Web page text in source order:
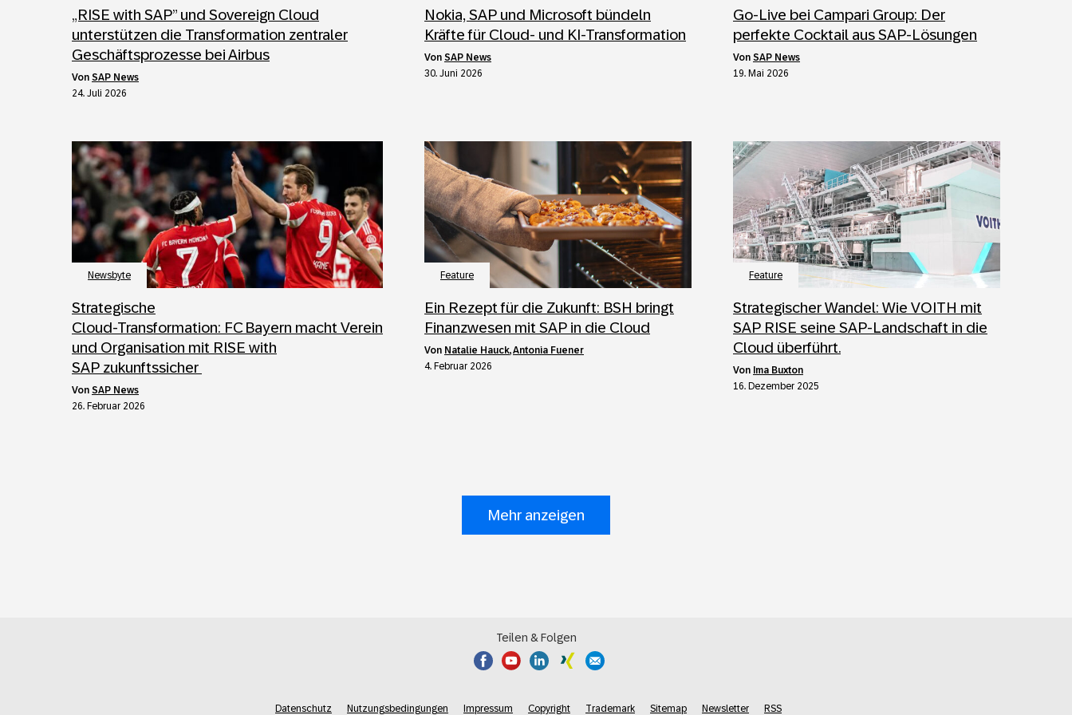
„RISE with SAP” und Sovereign Cloud
unterstützen die Transformation zentraler
Geschäftsprozesse bei Airbus
von SAP News
24. Juli 2026
Nokia, SAP und Microsoft bündeln
Kräfte für Cloud- und KI-Transformation
von SAP News
30. Juni 2026
Go-Live bei Campari Group: Der
perfekte Cocktail aus SAP-Lösungen
von SAP News
19. Mai 2026
Newsbyte
Strategische
Cloud‑Transformation: FC Bayern macht Verein
und Organisation mit RISE with
SAP zukunftssicher
von SAP News
26. Februar 2026
Feature
Ein Rezept für die Zukunft: BSH bringt
Finanzwesen mit SAP in die Cloud
von Natalie Hauck,Antonia Fuener
4. Februar 2026
Feature
Strategischer Wandel: Wie VOITH mit
SAP RISE seine SAP-Landschaft in die
Cloud überführt.
von Ima Buxton
16. Dezember 2025
Mehr anzeigen
Teilen & Folgen
Datenschutz Nutzungsbedingungen Impressum Copyright Trademark Sitemap Newsletter RSS